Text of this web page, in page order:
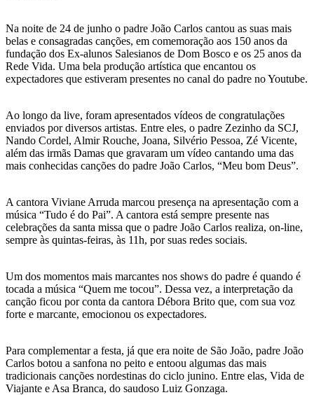
Na noite de 24 de junho o padre João Carlos cantou as suas mais
belas e consagradas canções, em comemoração aos 150 anos da
fundação dos Ex-alunos Salesianos de Dom Bosco e os 25 anos da
Rede Vida. Uma bela produção artística que encantou os
expectadores que estiveram presentes no canal do padre no Youtube.
Ao longo da live, foram apresentados vídeos de congratulações
enviados por diversos artistas. Entre eles, o padre Zezinho da SCJ,
Nando Cordel, Almir Rouche, Joana, Silvério Pessoa, Zé Vicente,
além das irmãs Damas que gravaram um vídeo cantando uma das
mais conhecidas canções do padre João Carlos, “Meu bom Deus”.
A cantora Viviane Arruda marcou presença na apresentação com a
música “Tudo é do Pai”. A cantora está sempre presente nas
celebrações da santa missa que o padre João Carlos realiza, on-line,
sempre às quintas-feiras, às 11h, por suas redes sociais.
Um dos momentos mais marcantes nos shows do padre é quando é
tocada a música “Quem me tocou”. Dessa vez, a interpretação da
canção ficou por conta da cantora Débora Brito que, com sua voz
forte e marcante, emocionou os expectadores.
Para complementar a festa, já que era noite de São João, padre João
Carlos botou a sanfona no peito e entoou algumas das mais
tradicionais canções nordestinas do ciclo junino. Entre elas, Vida de
Viajante e Asa Branca, do saudoso Luiz Gonzaga.